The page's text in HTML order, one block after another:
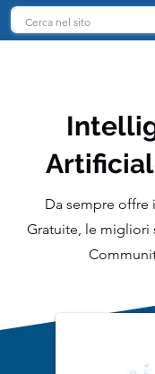
Da sempre offre
Gratuite, le migliori